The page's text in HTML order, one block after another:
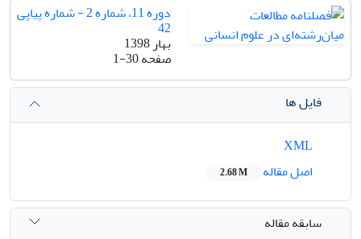
دوره 11، شماره 2 - شماره پیاپی
42
بهار 1398
صفحه1-30
فایل ها
اصل مقاله
2.68 M
سابقه مقاله